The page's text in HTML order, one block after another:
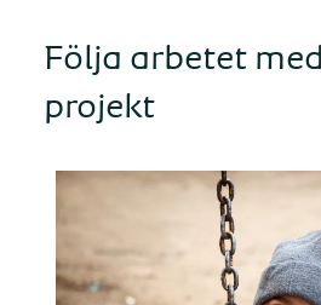
Följa arbetet
projekt